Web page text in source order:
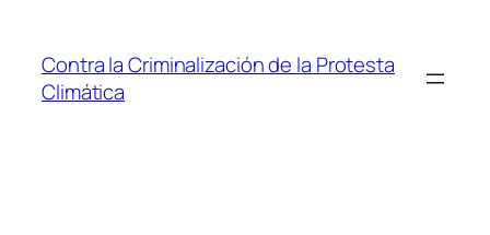
contenido
Contra la Criminalización de la Protesta
Climática